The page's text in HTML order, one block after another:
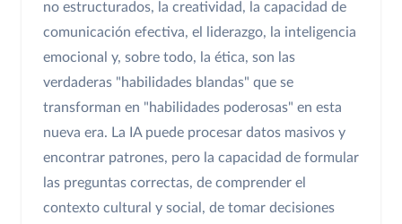
no estructurados, la creatividad, la capacidad de
comunicación efectiva, el liderazgo, la inteligencia
emocional y, sobre todo, la ética, son las
verdaderas "habilidades blandas" que se
transforman en "habilidades poderosas" en esta
nueva era. La IA puede procesar datos masivos y
encontrar patrones, pero la capacidad de formular
las preguntas correctas, de comprender el
contexto cultural y social, de tomar decisiones